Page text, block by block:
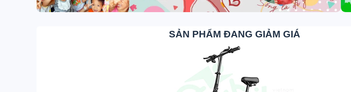
SẢN PHẨM ĐANG GIẢM GIÁ